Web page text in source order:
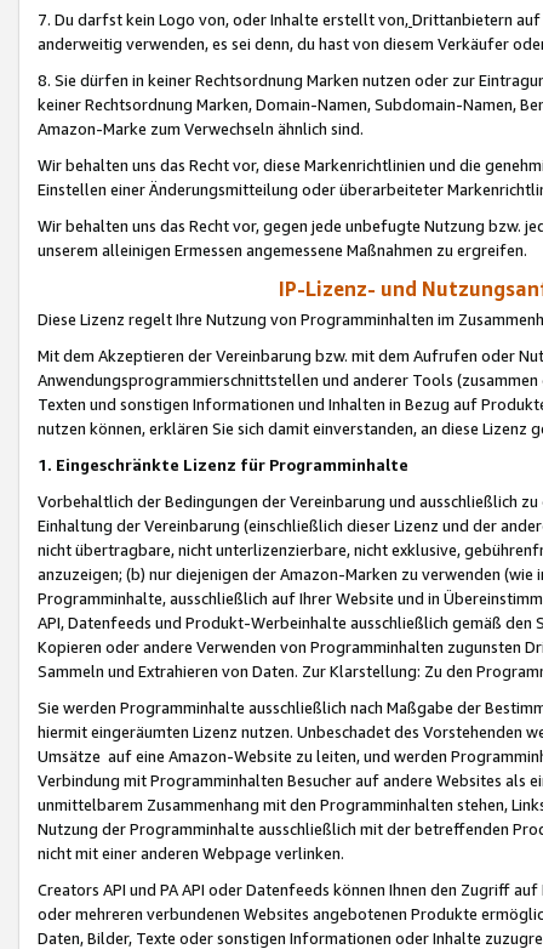
7. Du darfst kein Logo von, oder Inhalte erstellt von,Drittanbietern auf
anderweitig verwenden, es sei denn, du hast von diesem Verkäufer
8. Sie dürfen in keiner Rechtsordnung Marken nutzen oder zur
keiner Rechtsordnung Marken, Domain-Namen, Subdomain-Namen,
Amazon-Marke zum Verwechseln ähnlich sind.
Wir behalten uns das Recht vor, diese Markenrichtlinien und die
Einstellen einer Änderungsmitteilung oder überarbeiteter
Wir behalten uns das Recht vor, gegen jede unbefugte Nutzung bzw.
unserem alleinigen Ermessen angemessene Maßnahmen zu ergreifen.
IP-Lizenz- und
Diese Lizenz regelt Ihre Nutzung von Programminhalten im
Mit dem Akzeptieren der Vereinbarung bzw. mit dem Aufrufen oder
Anwendungsprogrammierschnittstellen und anderer Tools (zusammen
Texten und sonstigen Informationen und Inhalten in Bezug auf
nutzen können, erklären Sie sich damit einverstanden, an diese Lizenz
1. Eingeschränkte Lizenz für Programminhalte
Vorbehaltlich der Bedingungen der Vereinbarung und ausschließlich
Einhaltung der Vereinbarung (einschließlich dieser Lizenz und der
nicht übertragbare, nicht unterlizenzierbare, nicht exklusive,
anzuzeigen; (b) nur diejenigen der Amazon-Marken zu verwenden
Programminhalte, ausschließlich auf Ihrer Website und in
API, Datenfeeds und Produkt-Werbeinhalte ausschließlich gemäß
Kopieren oder andere Verwenden von Programminhalten zugunsten
Sammeln und Extrahieren von Daten. Zur Klarstellung: Zu den
Sie werden Programminhalte ausschließlich nach Maßgabe der
hiermit eingeräumten Lizenz nutzen. Unbeschadet des Vorstehenden
Umsätze auf eine Amazon-Website zu leiten, und werden
Verbindung mit Programminhalten Besucher auf andere Websites als
unmittelbarem Zusammenhang mit den Programminhalten stehen,
Nutzung der Programminhalte ausschließlich mit der betreffenden
nicht mit einer anderen Webpage verlinken.
Creators API und PA API oder Datenfeeds können Ihnen den Zugriff
oder mehreren verbundenen Websites angebotenen Produkte
Daten, Bilder, Texte oder sonstigen Informationen oder Inhalte